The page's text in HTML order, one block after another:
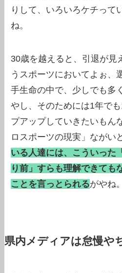
りして、いろいろケチって
ね。
30歳を越えると、引退が見
うスポーツにおいてよぉ、
手生命の中で、少しでも多
やし、そのためには1年で
プアップしていきたいもん
ロスポーツの現実」ながい
いる人達には、こういった
り前」すらも理解できても
ことを言っとられるがやね。
県内メディアは怠慢や